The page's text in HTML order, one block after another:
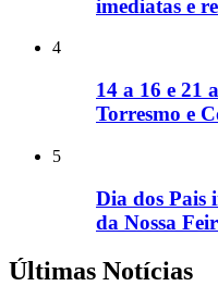
imediatas e
4
14 a 16 e 21
Torresmo e
5
Dia dos Pais
da Nossa
Últimas Notícias